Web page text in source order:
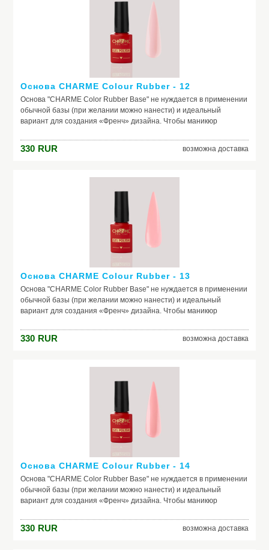
красите ногти самостоятельно, основа – ваш самый главный
Основа CHARME Colour Rubber - 12
Основа "CHARME Color Rubber Base" не нуждается в применении
обычной базы (при желании можно нанести) и идеальный
вариант для создания «Френч» дизайна. Чтобы маникюр
лака и ногтевой пластины. Базовое покрытие выравнивает
природный тон, маскирует неровности ногтя и его естественное
красящих веществ, поможет добиться по-настоящему добротного
красите ногти самостоятельно, основа – ваш самый главный
330 RUR возможна доставка
Основа CHARME Colour Rubber - 13
Основа "CHARME Color Rubber Base" не нуждается в применении
обычной базы (при желании можно нанести) и идеальный
вариант для создания «Френч» дизайна. Чтобы маникюр
лака и ногтевой пластины. Базовое покрытие выравнивает
природный тон, маскирует неровности ногтя и его естественное
красящих веществ, поможет добиться по-настоящему добротного
красите ногти самостоятельно, основа – ваш самый главный
330 RUR возможна доставка
Основа CHARME Colour Rubber - 14
Основа "CHARME Color Rubber Base" не нуждается в применении
обычной базы (при желании можно нанести) и идеальный
вариант для создания «Френч» дизайна. Чтобы маникюр
лака и ногтевой пластины. Базовое покрытие выравнивает
природный тон, маскирует неровности ногтя и его естественное
330 RUR возможна доставка